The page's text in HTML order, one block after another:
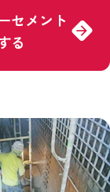
セメント
る
arrow_forward